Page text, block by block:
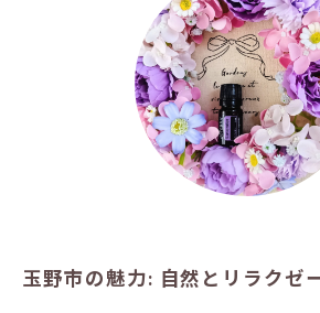
玉野市の魅力: 自然とリラクゼ